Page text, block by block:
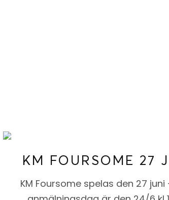
KM FOURSOME 27
KM Foursome spelas den 27 juni